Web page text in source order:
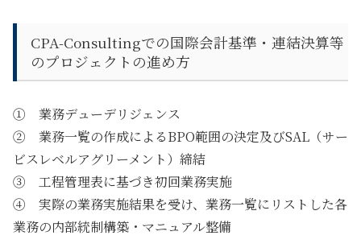
CPA-Consultingでの国際会計基準・連結決算等
のプロジェクトの進め方
① 業務デューデリジェンス
② 業務一覧の作成によるBPO範囲の決定及びSAL （サー
ビスレベルアグリーメント）締結
③ 工程管理表に基づき初回業務実施
④ 実際の業務実施結果を受け、業務一覧にリストした各
業務の内部統制構築・マニュアル整備